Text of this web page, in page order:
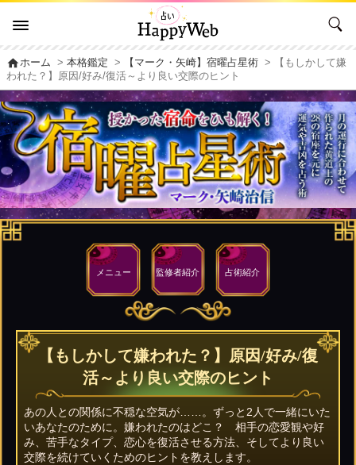
homeホーム >本格鑑定 > 【マーク・矢崎】宿曜占星術 > 【もしかして嫌
われた？】原因/好み/復活～より良い交際のヒント
メニュー 監修者紹介 占術紹介
【もしかして嫌われた？】原因/好み/復
活～より良い交際のヒント
あの人との関係に不穏な空気が……。ずっと2人で一緒にいた
いあなたのために。嫌われたのはどこ？ 相手の恋愛観や好
み、苦手なタイプ、恋心を復活させる方法、そしてより良い
交際を続けていくためのヒントを教えします。